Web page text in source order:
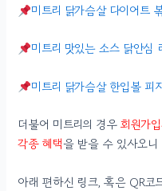
미트리 닭가슴살 다이어트
미트리 맛있는 소스 닭안심
미트리 닭가슴살 한입볼 피
더불어 미트리의 경우회원가
각종 혜택을 받을 수 있사오니
아래 편하신 링크, 혹은 QR코